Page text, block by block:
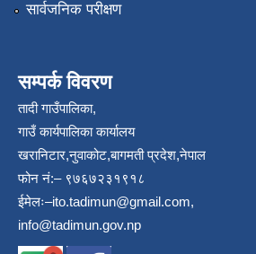
सार्वजनिक परीक्षण
सम्पर्क विवरण
तादी गाउँपालिका,
गाउँ कार्यपालिका कार्यालय
खरानिटार,नुवाकोट,बागमती प्रदेश,नेपाल
फोन नं:– ९७६७२३१९१८
ईमेलः–ito.tadimun@gmail.com,
info@tadimun.gov.np